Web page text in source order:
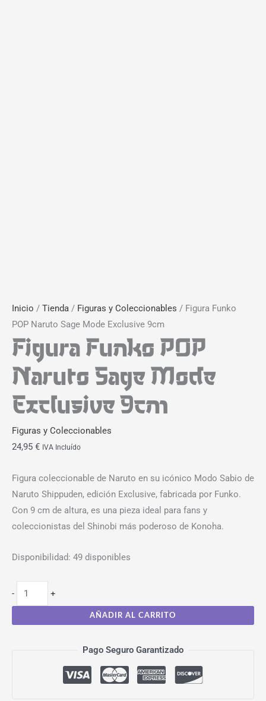
Inicio / Tienda / Figuras y Coleccionables / Figura Funko
POP Naruto Sage Mode Exclusive 9cm
Figura Funko POP
Naruto Sage Mode
Exclusive 9cm
Figuras y Coleccionables
24,95 € IVA Incluído
Figura coleccionable de Naruto en su icónico Modo Sabio de
Naruto Shippuden, edición Exclusive, fabricada por Funko.
Con 9 cm de altura, es una pieza ideal para fans y
coleccionistas del Shinobi más poderoso de Konoha.
Disponibilidad: 49 disponibles
- +
AÑADIR AL CARRITO
Pago Seguro Garantizado